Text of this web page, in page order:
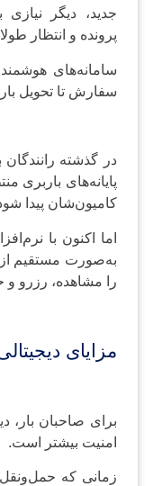
جدید، دیگر
پرونده و انتظار
سامانه‌های
سفارش تا تحویل
در گذشته رانندگان
پایانه‌های باربری
کامیون‌شان پیدا
اما اکنون با
به‌صورت مستقیم
را مشاهده، رزرو و
مزایای
برای صاحبان بار،
امنیت بیشتر است.
زمانی که حمل‌ونقل